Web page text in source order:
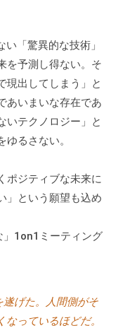
「驚異的な技術」
を予測し得ない。そ
現出してしまう」と
あいまいな存在であ
いテクノロジー」と
るさない。
ポジティブな未来に
」という願望も込め
」1on1ミーティング
遂げた。人間側がそ
っているほどだ。